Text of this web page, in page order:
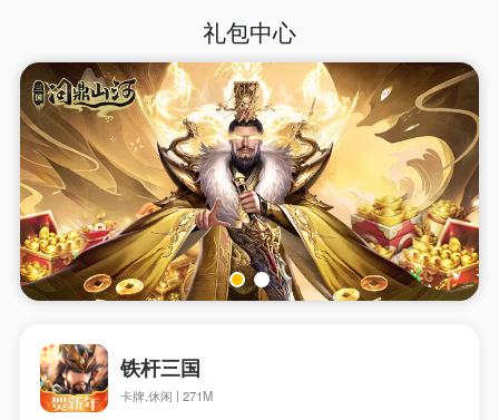
礼包中心
铁杆三国
卡牌,休闲 | 271M